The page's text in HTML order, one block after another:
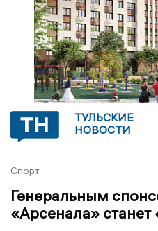
ТУЛЬСКИЕ
НОВОСТИ
Спорт
Генеральным
«Арсенала» станет